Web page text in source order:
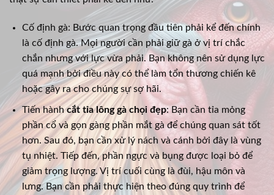
Cố định gà: Bước quan trọng đầu tiên phải kể đến chính
là cố định gà. Mọi người cần phải giữ gà ở vị trí chắc
chắn nhưng với lực vừa phải. Bạn không nên sử dụng lực
quá mạnh bởi điều này có thể làm tổn thương chiến kê
hoặc gây ra cho chúng sự sợ hãi.
Tiến hànhcắt tỉa lông gà chọi đẹp: Bạn cần tỉa mỏng
phần cổ và gọn gàng phần mắt gà để chúng quan sát tốt
hơn. Sau đó, bạn cần xử lý nách và cánh bởi đây là vùng
tụ nhiệt. Tiếp đến, phần ngực và bụng được loại bỏ để
giảm trọng lượng. Vị trí cuối cùng là đùi, hậu môn và
lưng. Bạn cần phải thực hiện theo đúng quy trình để